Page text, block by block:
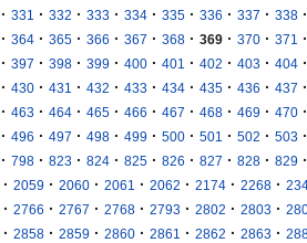
· 331 · 332 · 333 · 334 · 335 · 336 · 337 · 338 ·
· 364 · 365 · 366 · 367 · 368 · 369 · 370 · 371 ·
· 397 · 398 · 399 · 400 · 401 · 402 · 403 · 404 ·
· 430 · 431 · 432 · 433 · 434 · 435 · 436 · 437 ·
· 463 · 464 · 465 · 466 · 467 · 468 · 469 · 470 ·
· 496 · 497 · 498 · 499 · 500 · 501 · 502 · 503 ·
· 798 · 823 · 824 · 825 · 826 · 827 · 828 · 829 ·
· 2059 · 2060 · 2061 · 2062 · 2174 · 2268 ·
· 2766 · 2767 · 2768 · 2793 · 2802 · 2803 ·
· 2858 · 2859 · 2860 · 2861 · 2862 · 2863 ·